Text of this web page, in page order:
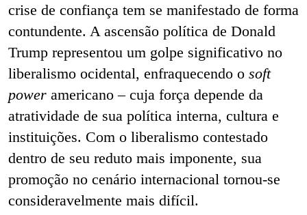
crise de confiança tem se manifestado de forma
contundente. A ascensão política de Donald
Trump representou um golpe significativo no
liberalismo ocidental, enfraquecendo o soft
power americano – cuja força depende da
atratividade de sua política interna, cultura e
instituições. Com o liberalismo contestado
dentro de seu reduto mais imponente, sua
promoção no cenário internacional tornou-se
consideravelmente mais difícil.